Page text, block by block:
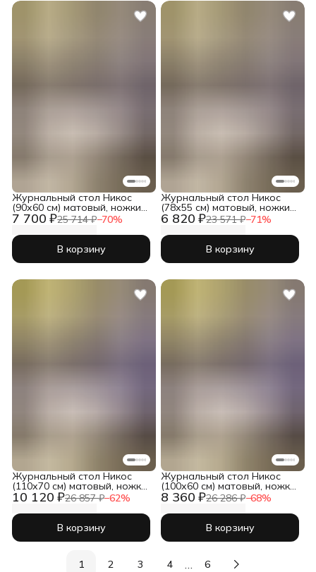
7 700 ₽25 714 ₽−70%
Журнальный стол Никос
(90х60 см) матовый, ножки
золото
В корзину
6 820 ₽23 571 ₽−71%
Журнальный стол Никос
(78х55 см) матовый, ножки
золото
В корзину
10 120 ₽26 857 ₽−62%
Журнальный стол Никос
(110х70 см) матовый, ножки
золото
В корзину
8 360 ₽26 286 ₽−68%
Журнальный стол Никос
(100х60 см) матовый, ножки
золото
В корзину
1 2 3 4 … 6